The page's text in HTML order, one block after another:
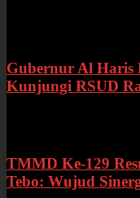
Gubernur Al Haris
Kunjungi RSUD
TMMD Ke-129
Tebo: Wujud